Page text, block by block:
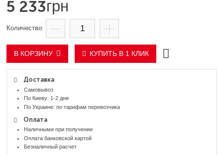
Доставка
Самовывоз
По Киеву: 1-2 дня
По Украине: по тарифам перевозчика
Оплата
Наличными при получении
Оплата банковской картой
Безналичный расчет
5 233грн
В КОРЗИНУ КУПИТЬ В 1 КЛИК